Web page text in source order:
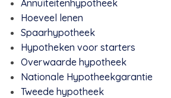
Annuïteitenhypotheek
Hoeveel lenen
Spaarhypotheek
Hypotheken voor starters
Overwaarde hypotheek
Nationale Hypotheekgarantie
Tweede hypotheek